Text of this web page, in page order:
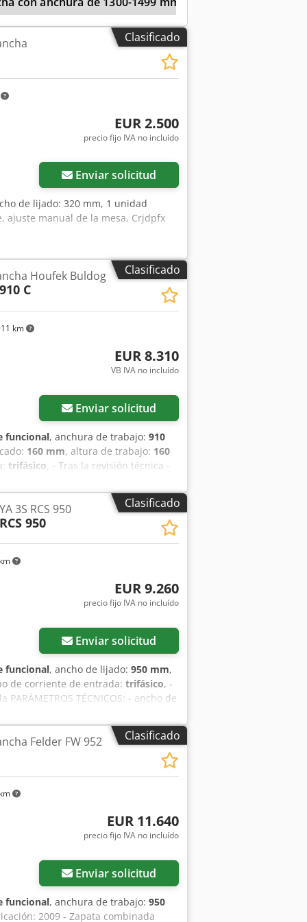
del tipo de cambio 4,2
Clasificado
EUR 2.500
precio fijo IVA no incluído
Enviar solicitud
de lijado: 320 mm, 1 unidad
ajuste manual de la mesa, Crjdpfx
Clasificado
km
Houfek Buldog
C
EUR 8.310
VB IVA no incluído
Enviar solicitud
funcional, anchura de trabajo: 910
160 mm, altura de trabajo: 160
trifásico, - Tras la revisión técnica -
TÉCNICAS: - Ancho de
11 kW - Potencia total de la
automática estrella/triángulo -
de la mesa - Presión de trabajo:
de goma - Freno de disco
140 mm Dimensiones de la
- Altura: 220 cm - Peso: 1000 kg
Clasificado
3S RCS 950
950
EUR 9.260
precio fijo IVA no incluído
Enviar solicitud
funcional, ancho de lijado: 950 mm,
de corriente de entrada: trifásico, -
TÉCNICOS: - ancho de
- 1º agregado: rodillo de acero con
zapata combinada - acercamiento
Credpexdxfqefx Aamjf -
de altura - dos velocidades de
- velocidad de avance regulable
diámetro de boquilla: 2 x 140 mm -
kg
Clasificado
Felder FW 952
EUR 11.640
precio fijo IVA no incluído
Enviar solicitud
funcional, anchura de trabajo: 950
2009 - Zapata combinada